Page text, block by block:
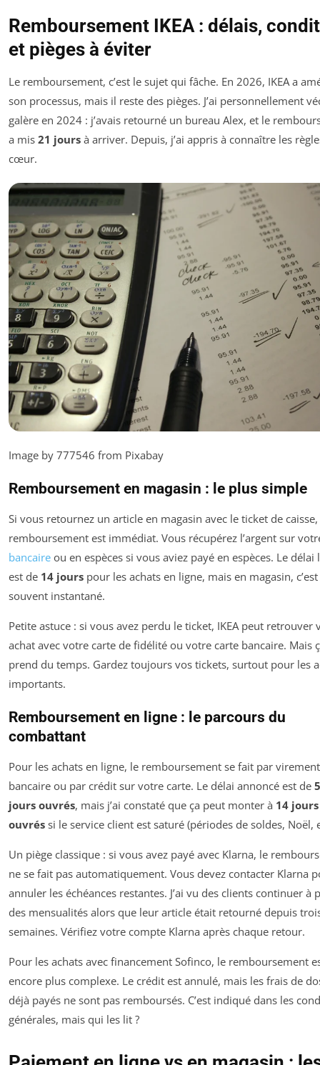
Remboursement IKEA : délais,
et pièges à éviter
Le remboursement, c’est le sujet qui fâche. En 2026, IKEA a
son processus, mais il reste des pièges. J’ai personnellement
galère en 2024 : j’avais retourné un bureau Alex, et le
a mis 21 jours à arriver. Depuis, j’ai appris à connaître les
cœur.
Image by 777546 from Pixabay
Remboursement en magasin : le plus simple
Si vous retournez un article en magasin avec le ticket de
remboursement est immédiat. Vous récupérez l’argent sur
bancaire ou en espèces si vous aviez payé en espèces. Le délai
est de 14 jours pour les achats en ligne, mais en magasin, c’est
souvent instantané.
Petite astuce : si vous avez perdu le ticket, IKEA peut retrouver
achat avec votre carte de fidélité ou votre carte bancaire. Mais
prend du temps. Gardez toujours vos tickets, surtout pour les
importants.
Remboursement en ligne : le parcours du
combattant
Pour les achats en ligne, le remboursement se fait par virement
bancaire ou par crédit sur votre carte. Le délai annoncé est de
jours ouvrés, mais j’ai constaté que ça peut monter à 14 jours
ouvrés si le service client est saturé (périodes de soldes, Noël,
Un piège classique : si vous avez payé avec Klarna, le
ne se fait pas automatiquement. Vous devez contacter Klarna
annuler les échéances restantes. J’ai vu des clients continuer à
des mensualités alors que leur article était retourné depuis
semaines. Vérifiez votre compte Klarna après chaque retour.
Pour les achats avec financement Sofinco, le remboursement
encore plus complexe. Le crédit est annulé, mais les frais de
déjà payés ne sont pas remboursés. C’est indiqué dans les
générales, mais qui les lit ?